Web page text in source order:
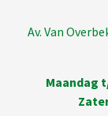
Av. Van
Maandag